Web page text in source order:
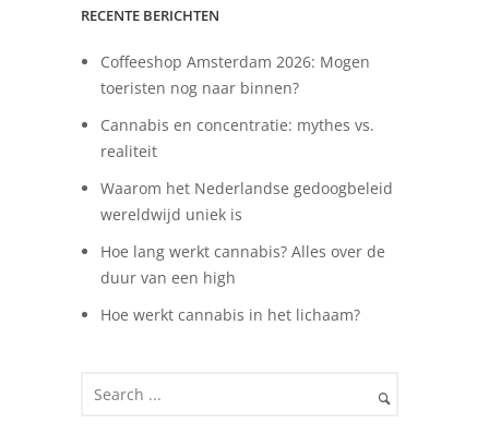
RECENTE BERICHTEN
Coffeeshop Amsterdam 2026: Mogen
toeristen nog naar binnen?
Cannabis en concentratie: mythes vs.
realiteit
Waarom het Nederlandse gedoogbeleid
wereldwijd uniek is
Hoe lang werkt cannabis? Alles over de
duur van een high
Hoe werkt cannabis in het lichaam?